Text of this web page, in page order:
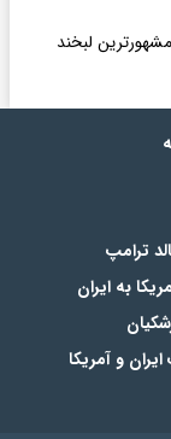
لبخند
ترامپ
به ایران
ایران و آمریکا